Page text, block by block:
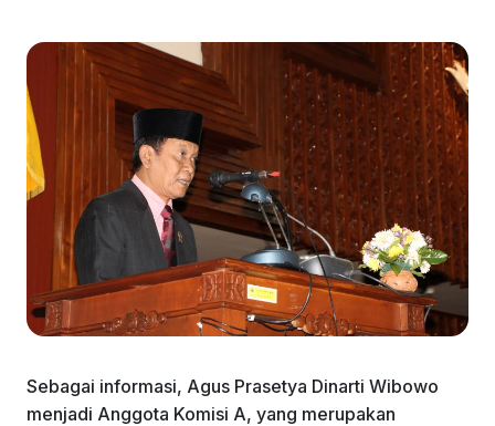
Sebagai informasi, Agus Prasetya Dinarti Wibowo
menjadi Anggota Komisi A, yang merupakan